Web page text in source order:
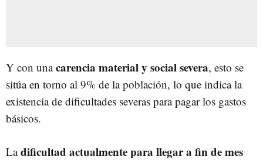
Y con unacarencia material y social severa, esto se
sitúa en torno al 9% de la población, lo que indica la
existencia de dificultades severas para pagar los gastos
básicos.
Ladificultad actualmente para llegar a fin de mes